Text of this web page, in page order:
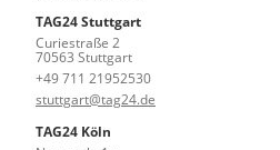
TAG24 Stuttgart
Curiestraße 2
70563 Stuttgart
+49 711 21952530
stuttgart@tag24.de
TAG24 Köln